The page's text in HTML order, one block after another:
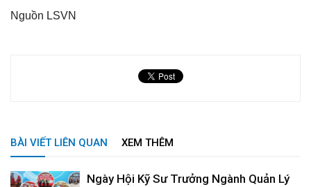
Nguồn LSVN
BÀI VIẾT LIÊN QUAN XEM THÊM
Ngày Hội Kỹ Sư Trưởng Ngành Quản Lý